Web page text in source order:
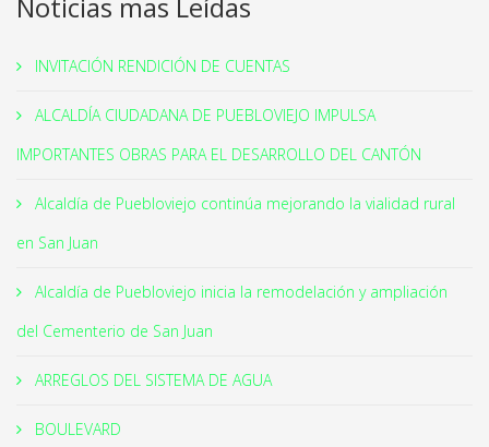
Noticias mas Leídas
INVITACIÓN RENDICIÓN DE CUENTAS
ALCALDÍA CIUDADANA DE PUEBLOVIEJO IMPULSA
IMPORTANTES OBRAS PARA EL DESARROLLO DEL CANTÓN
Alcaldía de Puebloviejo continúa mejorando la vialidad rural
en San Juan
Alcaldía de Puebloviejo inicia la remodelación y ampliación
del Cementerio de San Juan
ARREGLOS DEL SISTEMA DE AGUA
BOULEVARD